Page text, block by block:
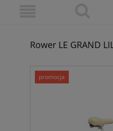
Rower LE GRAND
promocja